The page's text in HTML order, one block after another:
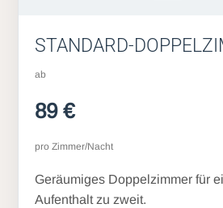
STANDARD-
ab
89 €
pro Zimmer/Nacht
Geräumiges Doppelzimmer für
Aufenthalt zu zweit.